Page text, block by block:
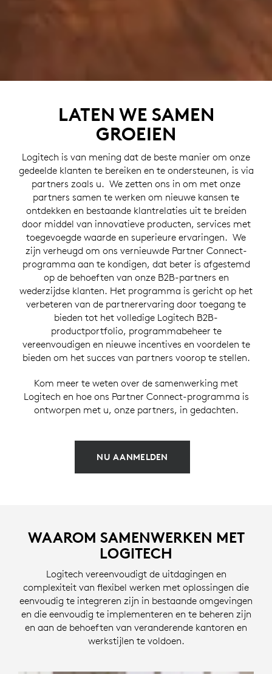
LATEN WE SAMEN
GROEIEN
Logitech is van mening dat de beste manier om onze
gedeelde klanten te bereiken en te ondersteunen, is via
partners zoals u. We zetten ons in om met onze
partners samen te werken om nieuwe kansen te
ontdekken en bestaande klantrelaties uit te breiden
door middel van innovatieve producten, services met
toegevoegde waarde en superieure ervaringen. We
zijn verheugd om ons vernieuwde Partner Connect-
programma aan te kondigen, dat beter is afgestemd
op de behoeften van onze B2B-partners en
wederzijdse klanten. Het programma is gericht op het
verbeteren van de partnerervaring door toegang te
bieden tot het volledige Logitech B2B-
productportfolio, programmabeheer te
vereenvoudigen en nieuwe incentives en voordelen te
bieden om het succes van partners voorop te stellen.
Kom meer te weten over de samenwerking met
Logitech en hoe ons Partner Connect-programma is
ontworpen met u, onze partners, in gedachten.
NU AANMELDEN
WAAROM SAMENWERKEN MET
LOGITECH
Logitech vereenvoudigt de uitdagingen en
complexiteit van flexibel werken met oplossingen die
eenvoudig te integreren zijn in bestaande omgevingen
en die eenvoudig te implementeren en te beheren zijn
en aan de behoeften van veranderende kantoren en
werkstijlen te voldoen.